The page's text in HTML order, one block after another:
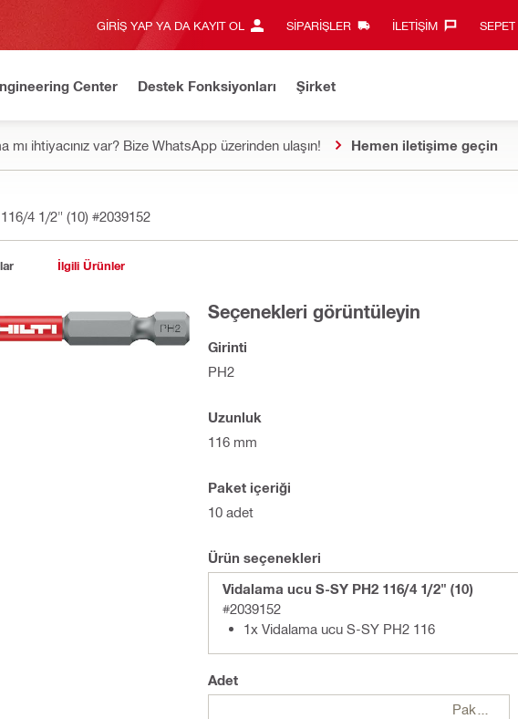
GIRIŞ YAP YA DA KAYIT OL SIPARIŞLER İLETIŞIM‎ SEPET
Center Destek Fonksiyonları Şirket
mı ihtiyacınız var? Bize WhatsApp üzerinden ulaşın! Hemen iletişime geçin
4 1/2" (10) #2039152
İlgili Ürünler
Seçenekleri görüntüleyin
Girinti
PH2
Uzunluk
116 mm
Paket içeriği
10 adet
Ürün seçenekleri
Vidalama ucu S-SY PH2 116/4 1/2" (10)
#2039152
1x Vidalama ucu S-SY PH2 116
Adet